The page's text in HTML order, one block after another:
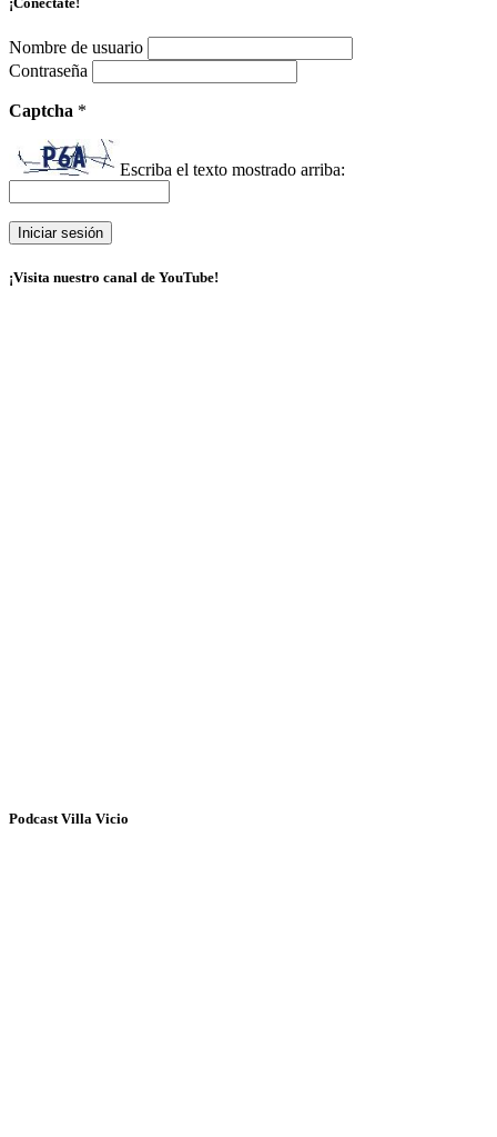
Nombre de usuario
Contraseña
Captcha *
Escriba el texto mostrado arriba:
¡Visita nuestro canal de YouTube!
Podcast Villa Vicio